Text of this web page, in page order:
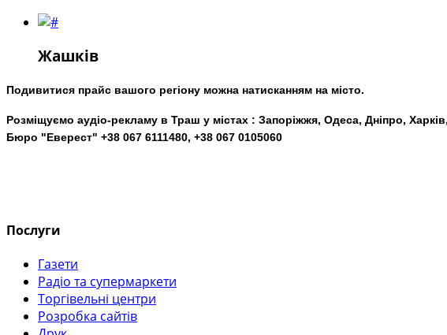
Жашків
Подивитися прайс вашого регіону можна натисканням на місто.
Розміщуємо аудіо-рекламу в Траш у містах : Запоріжжя, Одеса, Дніпро,
Бюро "Еверест" +38 067 6111480, +38 067 0105060
Послуги
Газети
Радіо та супермаркети
Торгівельні центри
Розробка сайтів